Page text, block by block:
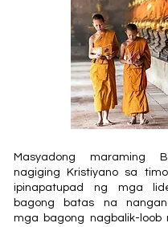
Masyadong maraming
nagiging Kristiyano sa
ipinapatupad ng mga
bagong batas na
mga bagong nagbalik-loob